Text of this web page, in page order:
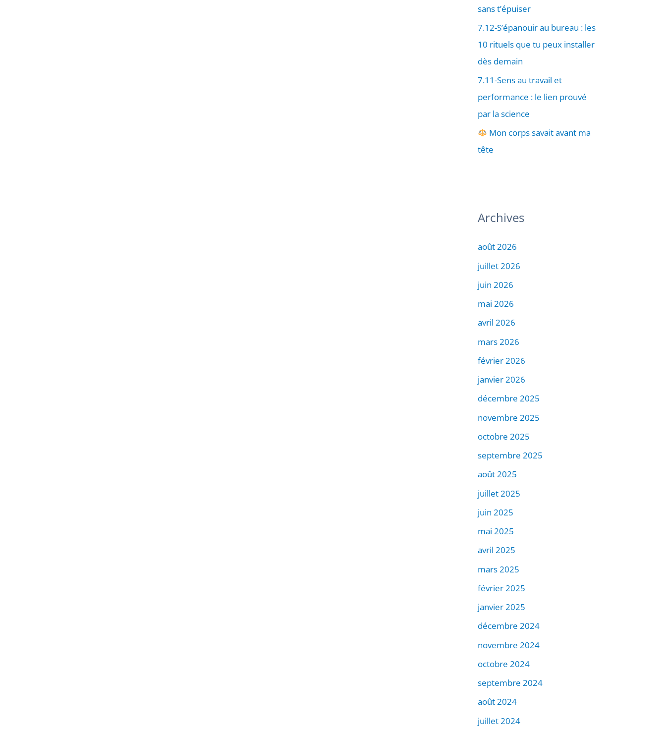
sans t’épuiser
7.12-S’épanouir au bureau : les
10 rituels que tu peux installer
dès demain
7.11-Sens au travail et
performance : le lien prouvé
par la science
Mon corps savait avant ma
tête
Archives
août 2026
juillet 2026
juin 2026
mai 2026
avril 2026
mars 2026
février 2026
janvier 2026
décembre 2025
novembre 2025
octobre 2025
septembre 2025
août 2025
juillet 2025
juin 2025
mai 2025
avril 2025
mars 2025
février 2025
janvier 2025
décembre 2024
novembre 2024
octobre 2024
septembre 2024
août 2024
juillet 2024